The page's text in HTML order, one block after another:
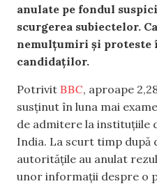
anulate pe fondul
scurgerea subiectelor.
nemulțumiri și
candidaților.
Potrivit BBC, aproape
susținut în luna mai
de admitere la instituțiile
India. La scurt timp după
autoritățile au anulat
unor informații despre o